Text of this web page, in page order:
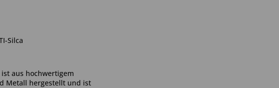
Silca
ist aus hochwertigem
Metall hergestellt und ist